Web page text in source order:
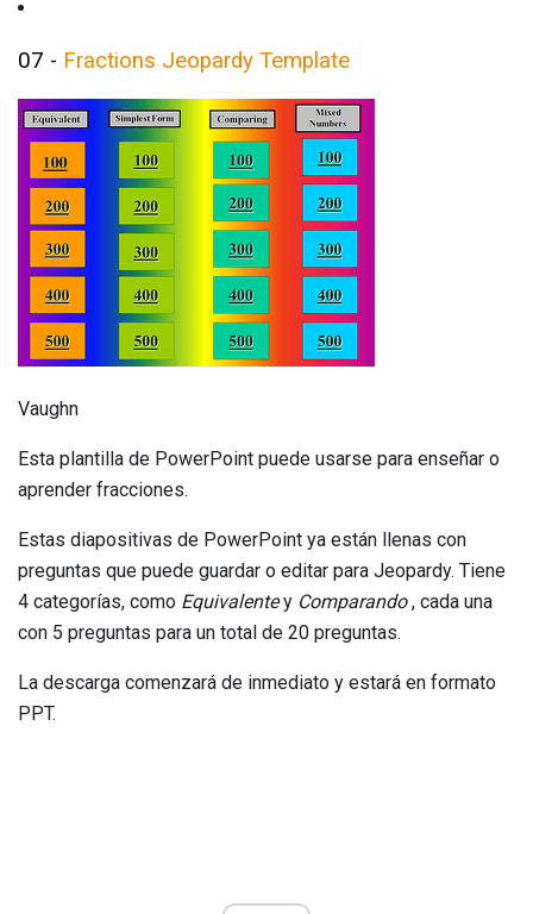
07 - Fractions Jeopardy Template
Vaughn
Esta plantilla de PowerPoint puede usarse para enseñar o
aprender fracciones.
Estas diapositivas de PowerPoint ya están llenas con
preguntas que puede guardar o editar para Jeopardy. Tiene
4 categorías, como Equivalentey Comparando, cada una
con 5 preguntas para un total de 20 preguntas.
La descarga comenzará de inmediato y estará en formato
PPT.